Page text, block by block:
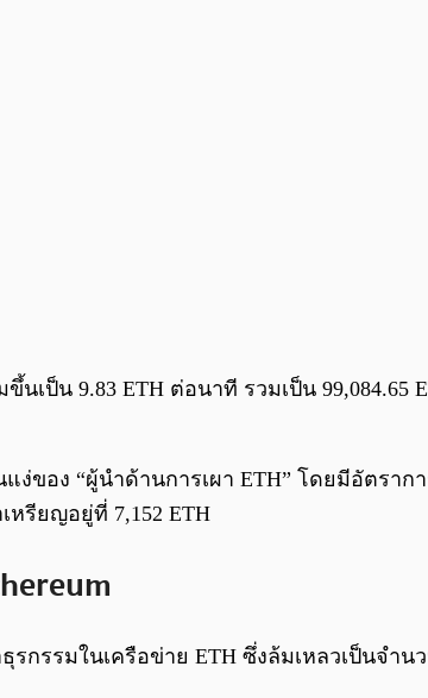
ขึ้นเป็น 9.83 ETH ต่อนาที รวมเป็น
ของ “ผู้นำด้านการเผา ETH” โดยมีอัตราก
หรียญอยู่ที่ 7,152 ETH
รรมในเครือข่าย ETH ซึ่งล้มเหลวเป็นจำน